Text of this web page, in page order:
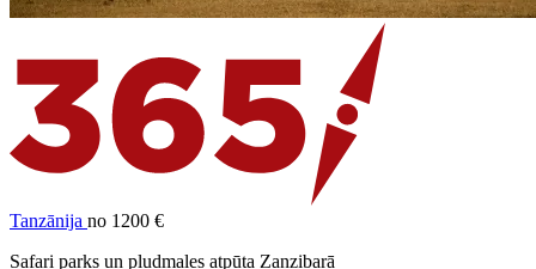
Tanzānija no 1200 €
Safari parks un pludmales atpūta Zanzibarā